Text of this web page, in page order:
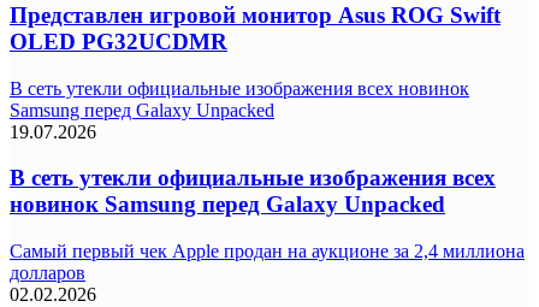
Представлен игровой монитор Asus ROG Swift
OLED PG32UCDMR
В сеть утекли официальные изображения всех новинок
Samsung перед Galaxy Unpacked
19.07.2026
В сеть утекли официальные изображения всех
новинок Samsung перед Galaxy Unpacked
Самый первый чек Apple продан на аукционе за 2,4 миллиона
долларов
02.02.2026